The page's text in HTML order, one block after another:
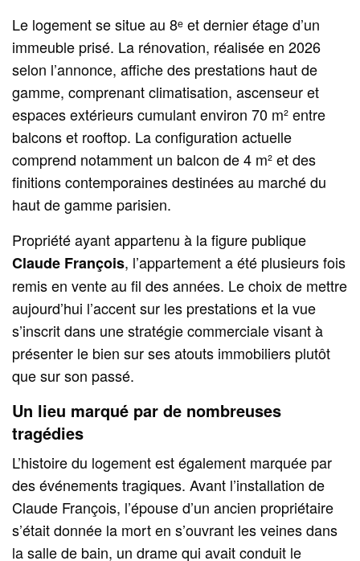
Le logement se situe au 8ᵉ et dernier étage d’un
immeuble prisé. La rénovation, réalisée en 2026
selon l’annonce, affiche des prestations haut de
gamme, comprenant climatisation, ascenseur et
espaces extérieurs cumulant environ 70 m² entre
balcons et rooftop. La configuration actuelle
comprend notamment un balcon de 4 m² et des
finitions contemporaines destinées au marché du
haut de gamme parisien.
Propriété ayant appartenu à la figure publique
Claude François, l’appartement a été plusieurs fois
remis en vente au fil des années. Le choix de mettre
aujourd’hui l’accent sur les prestations et la vue
s’inscrit dans une stratégie commerciale visant à
présenter le bien sur ses atouts immobiliers plutôt
que sur son passé.
Un lieu marqué par de nombreuses
tragédies
L’histoire du logement est également marquée par
des événements tragiques. Avant l’installation de
Claude François, l’épouse d’un ancien propriétaire
s’était donnée la mort en s’ouvrant les veines dans
la salle de bain, un drame qui avait conduit le